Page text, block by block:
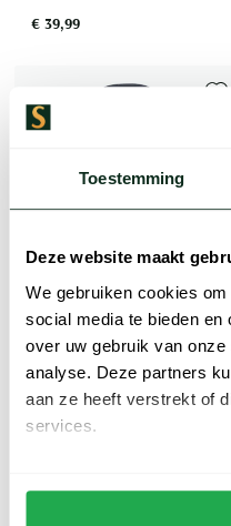
Toestemming
Deze website maakt
We gebruiken cookies
social media te bieden
over uw gebruik van
analyse. Deze partners
aan ze heeft verstrekt of
services.
€ 39,99
Jack & Jones